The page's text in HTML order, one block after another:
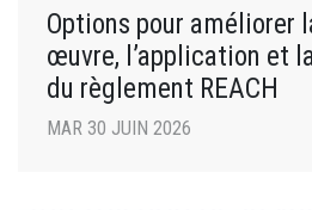
Options pour améliorer
œuvre, l’application et
du règlement REACH
MAR 30 JUIN 2026